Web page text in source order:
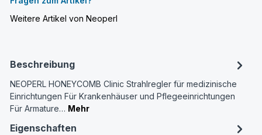
Weitere Artikel von Neoperl
Beschreibung
NEOPERL HONEYCOMB Clinic Strahlregler für medizinische
Einrichtungen Für Krankenhäuser und Pflegeeinrichtungen
Für Armature… Mehr
Eigenschaften